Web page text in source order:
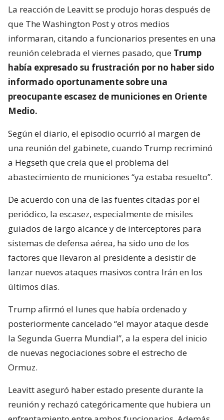
La reacción de Leavitt se produjo horas después de
que The Washington Post y otros medios
informaran, citando a funcionarios presentes en una
reunión celebrada el viernes pasado, que Trump
había expresado su frustración por no haber sido
informado oportunamente sobre una
preocupante escasez de municiones en Oriente
Medio.
Según el diario, el episodio ocurrió al margen de
una reunión del gabinete, cuando Trump recriminó
a Hegseth que creía que el problema del
abastecimiento de municiones “ya estaba resuelto”.
De acuerdo con una de las fuentes citadas por el
periódico, la escasez, especialmente de misiles
guiados de largo alcance y de interceptores para
sistemas de defensa aérea, ha sido uno de los
factores que llevaron al presidente a desistir de
lanzar nuevos ataques masivos contra Irán en los
últimos días.
Trump afirmó el lunes que había ordenado y
posteriormente cancelado “el mayor ataque desde
la Segunda Guerra Mundial”, a la espera del inicio
de nuevas negociaciones sobre el estrecho de
Ormuz.
Leavitt aseguró haber estado presente durante la
reunión y rechazó categóricamente que hubiera un